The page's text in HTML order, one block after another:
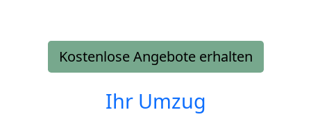
Kostenlose Angebote erhalten
Ihr Umzug